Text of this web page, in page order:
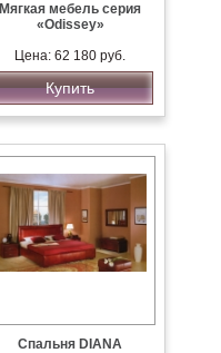
Мягкая мебель серия
«Odissey»
Цена: 62 180 руб.
Купить
Спальня DIANA